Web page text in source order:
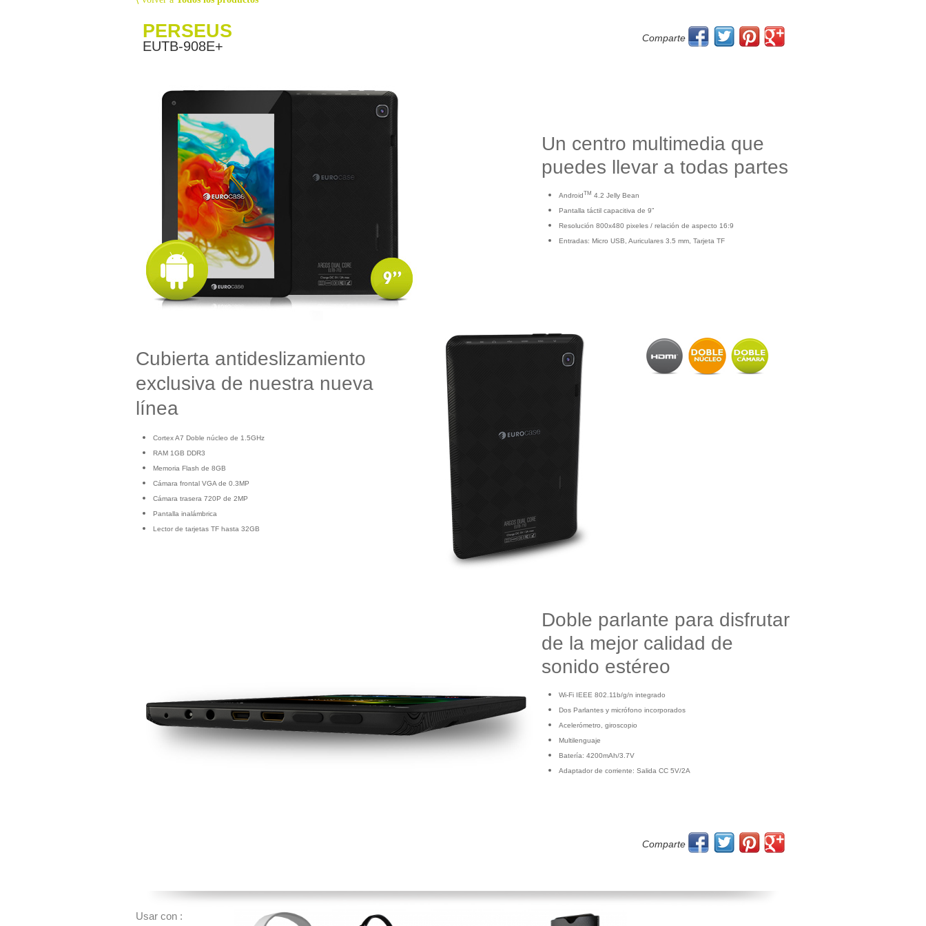
PERSEUS
EUTB-908E+
Comparte
Un centro multimedia que
puedes llevar a todas partes
AndroidTM 4.2 Jelly Bean
Pantalla táctil capacitiva de 9”
Resolución 800x480 pixeles / relación de aspecto 16:9
Entradas: Micro USB, Auriculares 3.5 mm, Tarjeta TF
Cubierta antideslizamiento
exclusiva de nuestra nueva
línea
Cortex A7 Doble núcleo de 1.5GHz
RAM 1GB DDR3
Memoria Flash de 8GB
Cámara frontal VGA de 0.3MP
Cámara trasera 720P de 2MP
Pantalla inalámbrica
Lector de tarjetas TF hasta 32GB
Doble parlante para disfrutar
de la mejor calidad de
sonido estéreo
Wi-Fi IEEE 802.11b/g/n integrado
Dos Parlantes y micrófono incorporados
Acelerómetro, giroscopio
Multilenguaje
Batería: 4200mAh/3.7V
Adaptador de corriente: Salida CC 5V/2A
Comparte
Usar con :